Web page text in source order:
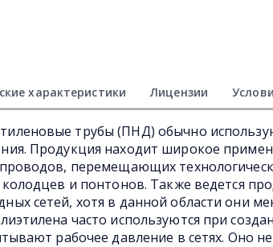
характеристики Лицензии
трубы (ПНД) обычно
Продукция находит широкое
перемещающих
колодцев и понтонов. Также ведется
сетей, хотя в данной области они
часто используются при
рабочее давление в сетях. Оно